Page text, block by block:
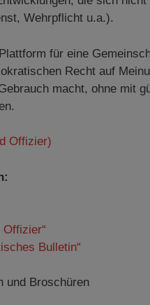
Wehrpflicht u.a.).
für eine
Recht auf
macht, ohne mit
Offizier)
Offizier“
Bulletin“
und Broschüren